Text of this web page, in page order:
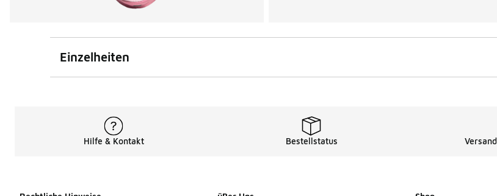
Einzelheiten
Hilfe & Kontakt Bestellstatus